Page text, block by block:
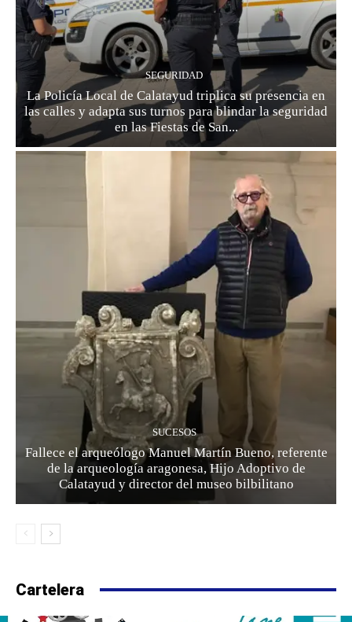
SEGURIDAD
La Policía Local de Calatayud triplica su presencia en
las calles y adapta sus turnos para blindar la seguridad
en las Fiestas de San...
SUCESOS
Fallece el arqueólogo Manuel Martín Bueno, referente
de la arqueología aragonesa, Hijo Adoptivo de
Calatayud y director del museo bilbilitano
Cartelera